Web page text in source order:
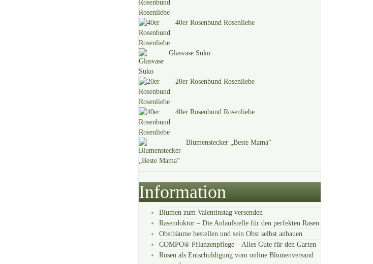
40er Rosenbund Rosenliebe
Glasvase Suko
20er Rosenbund Rosenliebe
40er Rosenbund Rosenliebe
Blumenstecker „Beste Mama“
Information
Blumen zum Valentinstag versenden
Rasendoktor – Die Anlaufstelle für den perfekten Rasen
Obstbäume bestellen und sein Obst selbst anbauen
COMPO® Pflanzenpflege – Alles Gute für den Garten
Rosen als Entschuldigung vom online Blumenversand